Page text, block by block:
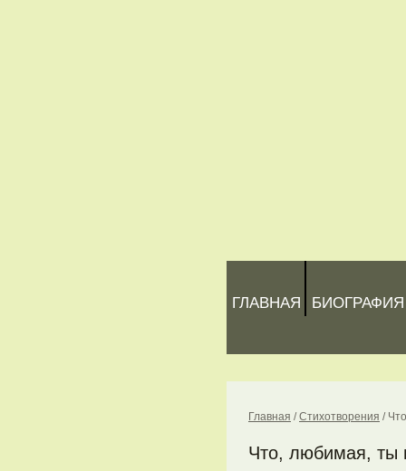
ГЛАВНАЯ БИОГРАФИЯ
Главная /Стихотворения /
Что, любимая, ты